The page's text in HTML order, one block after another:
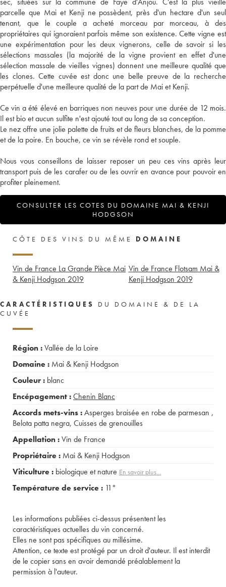
parcelle que Mai et Kenji ne possèdent, près d'un hectare d'un seul
tenant, que le couple a acheté morceau par morceau, à des
propriétaires qui ignoraient parfois même son existence. Cette vigne est
une expérimentation pour les deux vignerons, celle de savoir si les
sélections massales (la majorité de la vigne provient en effet d'une
sélection massale de vieilles vignes) donnent une meilleure qualité que
les clones. Cette cuvée est donc une belle preuve de la recherche
perpétuelle d'une meilleure qualité de la part de Mai et Kenji.
Ce vin a été élevé en barriques non neuves pour une durée de 12 mois.
Il est bio et aucun sulfite n'est ajouté tout au long de sa conception.
Le nez offre une jolie palette de fruits et de fleurs blanches, de la pomme
et de la poire. En bouche, ce vin se révèle rond et souple.
Nous vous conseillons de laisser reposer un peu ces vins après leur
transport puis de les carafer ou de les ouvrir en avance pour pouvoir en
profiter pleinement.
CONSULTER LES COTES DU DOMAINE MAI & KENJI
HODGSON
CÔTE DES VINS DU MÊME DOMAINE
Vin de France La Grande Pièce Mai
& Kenji Hodgson 2019
Vin de France Flotsam Mai &
Kenji Hodgson 2019
CARACTÉRISTIQUES
DU DOMAINE & DE LA
CUVÉE
Région :Vallée de la Loire
Domaine : Mai & Kenji Hodgson
Couleur : blanc
Encépagement :Chenin Blanc
Accords mets-vins :Asperges braisée en robe de parmesan ,
Belota patta negra, Cuisses de grenouilles
Appellation :Vin de France
Propriétaire : Mai & Kenji Hodgson
Viticulture : biologique et nature En savoir plus...
Température de service : 11°
Les informations publiées ci-dessus présentent les
caractéristiques actuelles du vin concerné.
Elles ne sont pas spécifiques au millésime.
Attention, ce texte est protégé par un droit d'auteur. Il est interdit
de le copier sans en avoir demandé préalablement la
permission à l'auteur.